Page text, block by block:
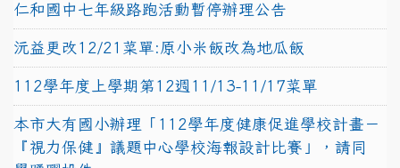
仁和國中七年級路跑活動暫停辦理公告
沅益更改12/21菜單:原小米飯改為地瓜飯
112學年度上學期第12週11/13-11/17菜單
本市大有國小辦理「112學年度健康促進學校計畫－
『視力保健』議題中心學校海報設計比賽」，請同